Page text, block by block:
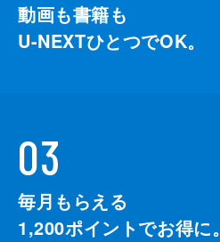
動画も書籍も
U-NEXTひとつでOK。
03
毎月もらえる
1,200ポイントでお得に。